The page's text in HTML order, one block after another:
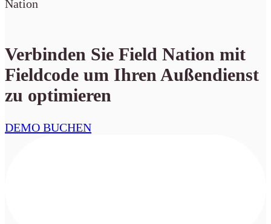
Nation
Verbinden Sie Field Nation mit
Fieldcode um Ihren Außendienst
zu optimieren
DEMO BUCHEN